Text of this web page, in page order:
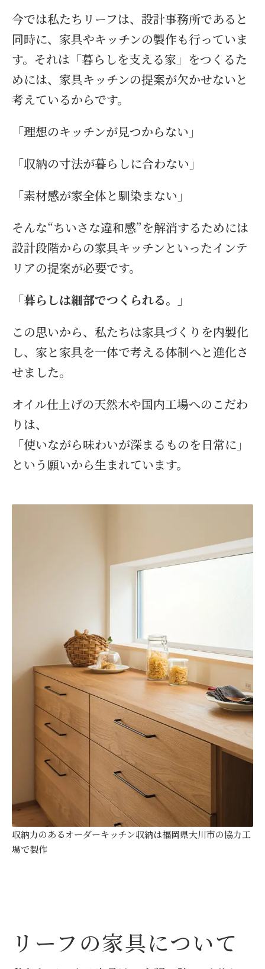
今では私たちリーフは、設計事務所であると
同時に、家具やキッチンの製作も行っていま
す。それは「暮らしを支える家」をつくるた
めには、家具キッチンの提案が欠かせないと
考えているからです。
「理想のキッチンが見つからない」
「収納の寸法が暮らしに合わない」
「素材感が家全体と馴染まない」
そんな“ちいさな違和感”を解消するためには
設計段階からの家具キッチンといったインテ
リアの提案が必要です。
「暮らしは細部でつくられる。」
この思いから、私たちは家具づくりを内製化
し、家と家具を一体で考える体制へと進化さ
せました。
オイル仕上げの天然木や国内工場へのこだわ
りは、
「使いながら味わいが深まるものを日常に」
という願いから生まれています。
収納力のあるオーダーキッチン収納は福岡県大川市の協力工
場で製作
リーフの家具について